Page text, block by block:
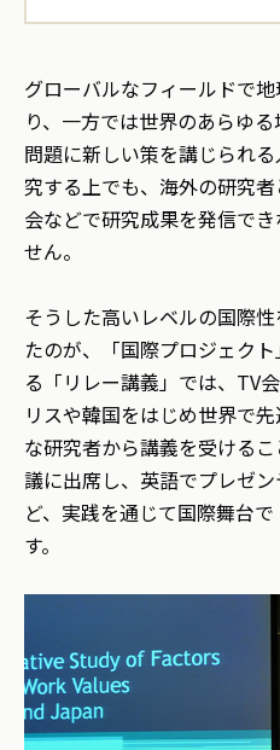
グローバルなフィールドで
り、一方では世界のあらゆ
問題に新しい策を講じられ
究する上でも、海外の研究
会などで研究成果を発信で
せん。
そうした高いレベルの国際
たのが、「国際プロジェク
る「リレー講義」では、TV
リスや韓国をはじめ世界で
な研究者から講義を受ける
議に出席し、英語でプレゼ
ど、実践を通じて国際舞台
す。